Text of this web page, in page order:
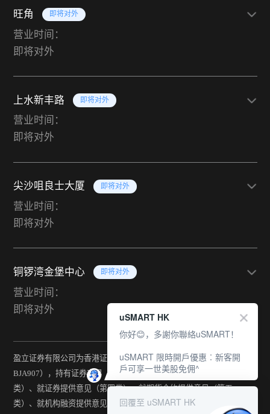
旺角 即将对外
营业时间：
即将对外
上水新丰路 即将对外
营业时间：
即将对外
尖沙咀良士大厦 即将对外
营业时间：
即将对外
铜锣湾金堡中心 即将对外
营业时间：
即将对外
盈立证券有限公司为香港证监会持牌法团（中央编号：
BJA907），持有证券交易（第一类）、期货合约交易（第二
类）、就证券提供意见（第四类）、就期货合约提供意见（第五
类）、就机构融资提供意见（第六类）及提供资产管理（第九类）
uSMART HK
你好😊，多謝你聯絡uSMART！
uSMART 限時開戶優惠︰新客開
戶可享一世美股免佣^
回覆至 uSMART HK